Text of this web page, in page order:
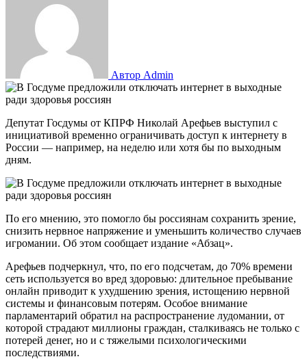
Автор Admin
Депутат Госдумы от КПРФ Николай Арефьев выступил с
инициативой временно ограничивать доступ к интернету в
России — например, на неделю или хотя бы по выходным
дням.
По его мнению, это помогло бы россиянам сохранить зрение,
снизить нервное напряжение и уменьшить количество случаев
игромании. Об этом сообщает издание «Абзац».
Арефьев подчеркнул, что, по его подсчетам, до 70% времени
сеть используется во вред здоровью: длительное пребывание
онлайн приводит к ухудшению зрения, истощению нервной
системы и финансовым потерям. Особое внимание
парламентарий обратил на распространение лудомании, от
которой страдают миллионы граждан, сталкиваясь не только с
потерей денег, но и с тяжелыми психологическими
последствиями.